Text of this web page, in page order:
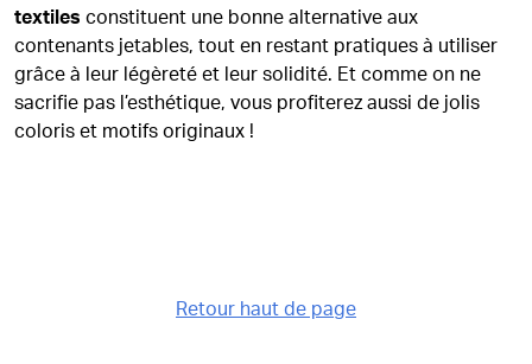
Retour haut de page
textiles constituent une bonne alternative aux
contenants jetables, tout en restant pratiques à utiliser
grâce à leur légèreté et leur solidité. Et comme on ne
sacrifie pas l’esthétique, vous profiterez aussi de jolis
coloris et motifs originaux !